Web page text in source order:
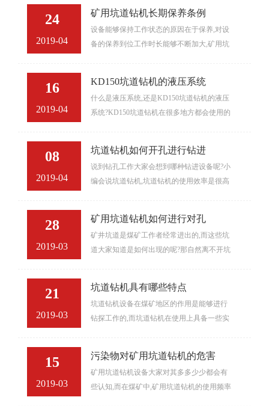
24
2019-04
矿用坑道钻机长期保养条例
设备能够保持工作状态的原因在于保养,对设
备的保养到位工作时长能够不断加大,矿用坑
16
2019-04
KD150坑道钻机的液压系统
什么是液压系统,还是KD150坑道钻机的液压
系统?KD150坑道钻机在很多地方都会使用的
08
2019-04
坑道钻机如何开孔进行钻进
说到钻孔工作大家会想到哪种钻进设备呢?小
编会说坑道钻机,坑道钻机的使用效率是很高
28
2019-03
矿用坑道钻机如何进行对孔
矿井坑道是煤矿工作者经常进出的,而这些坑
道大家知道是如何出现的呢?那自然离不开坑
21
2019-03
坑道钻机具有哪些特点
坑道钻机设备在煤矿地区的作用是能够进行
钻探工作的,而坑道钻机在使用上具备一些实
15
2019-03
污染物对矿用坑道钻机的危害
矿用坑道钻机设备大家对其多多少少都会有
些认知,而在煤矿中,矿用坑道钻机的使用频率